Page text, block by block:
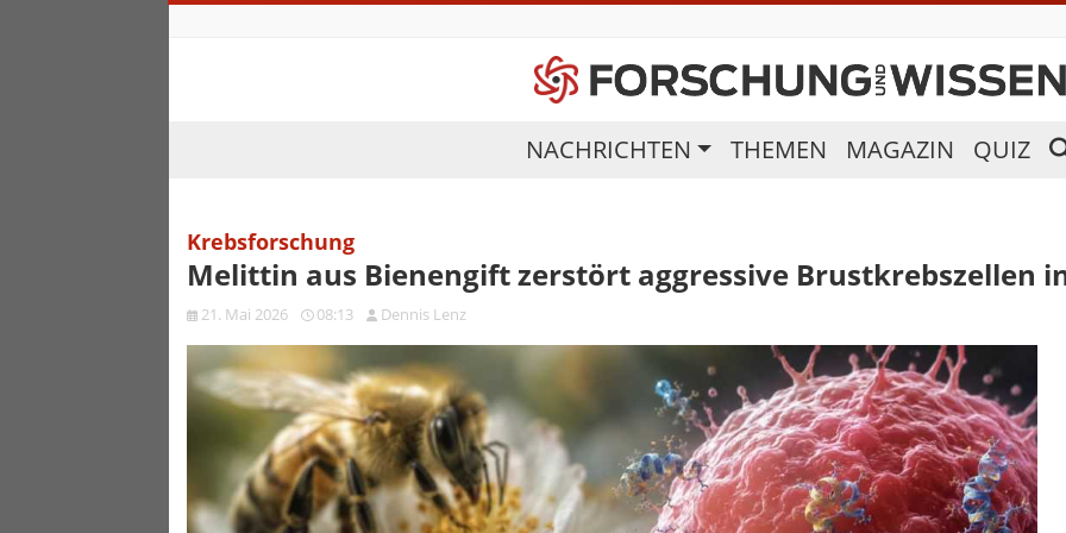
NACHRICHTEN THEMEN MAGAZIN QUIZ
Krebsforschung
Melittin aus Bienengift zerstört aggressive Brustkrebszellen
21. Mai 2026 08:13 Dennis Lenz